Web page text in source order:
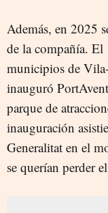
Además, en 2025
de la compañía. El
municipios de
inauguró
parque de
inauguración
Generalitat en el
se querían perder